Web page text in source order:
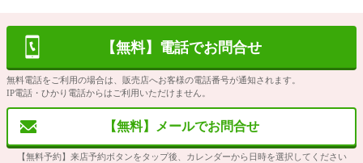
【無料】電話でお問合せ
無料電話をご利用の場合は、販売店へお客様の電話番号が通知されます。
IP電話・ひかり電話からはご利用いただけません。
【無料】メールでお問合せ
【無料予約】来店予約ボタンをタップ後、カレンダーから日時を選択してください